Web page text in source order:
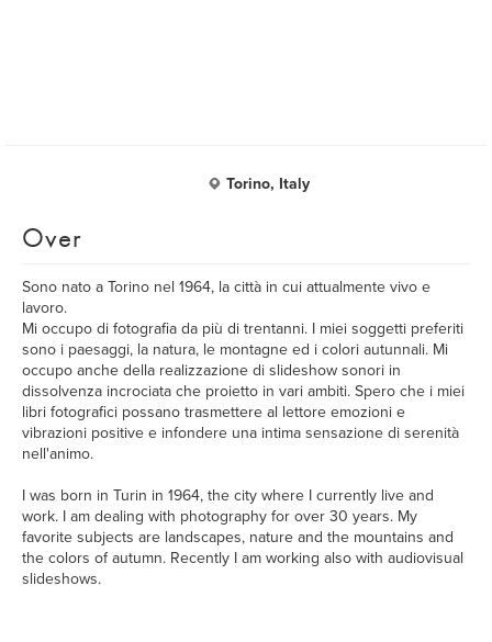
Torino, Italy
Over
Sono nato a Torino nel 1964, la città in cui attualmente vivo e
lavoro.
Mi occupo di fotografia da più di trentanni. I miei soggetti preferiti
sono i paesaggi, la natura, le montagne ed i colori autunnali. Mi
occupo anche della realizzazione di slideshow sonori in
dissolvenza incrociata che proietto in vari ambiti. Spero che i miei
libri fotografici possano trasmettere al lettore emozioni e
vibrazioni positive e infondere una intima sensazione di serenità
nell'animo.
I was born in Turin in 1964, the city where I currently live and
work. I am dealing with photography for over 30 years. My
favorite subjects are landscapes, nature and the mountains and
the colors of autumn. Recently I am working also with audiovisual
slideshows.